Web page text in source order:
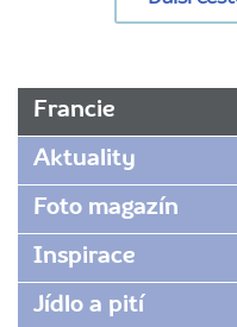
URL
www.radynacestu.cz/
mist-
na-
piknik-
v-
parizi/
Francie
Aktuality
Foto magazín
Inspirace
Jídlo a pití